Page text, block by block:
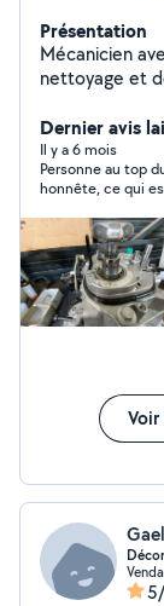
Présentation
Mécanicien
nettoyage et
Dernier avis
Il y a 6 mois
Personne au top
honnête, ce qui
tarifs sont très
dans l’intérêt du
son métier et
fermés et je ferai
encore pour ce